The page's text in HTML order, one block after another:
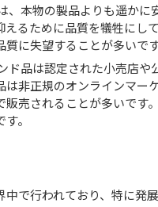
、本物の製品よりも遥か
えるために品質を犠牲にし
に失望することが多いです
ド品は認定された小売店
非正規のオンラインマー
販売されることが多いです
。
で行われており、特に発